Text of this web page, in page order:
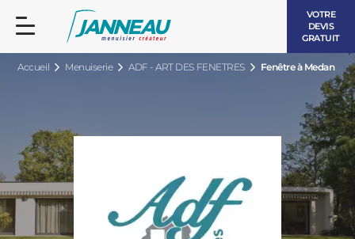
VOTRE
DEVIS
GRATUIT
Accueil Menuiserie ADF - ART DES FENETRES Fenêtre à Medan
FENÊTRES ET PORTES-FENÊTRES
BAIES VITRÉES
LES CONTEMPORAINES